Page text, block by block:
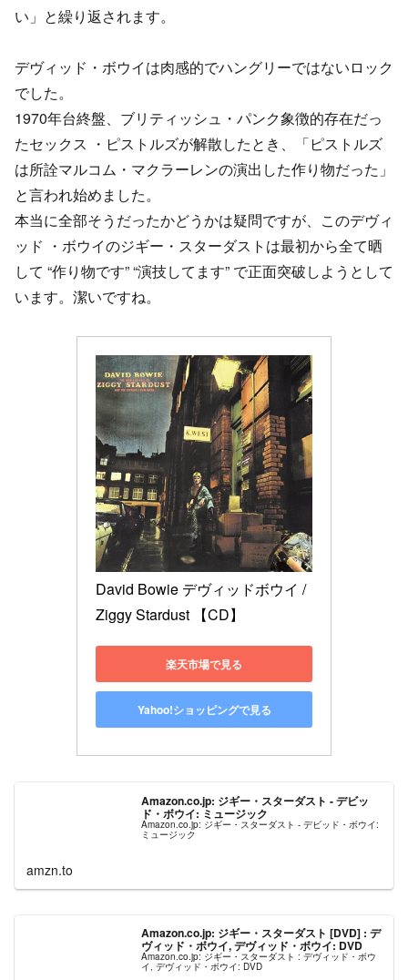
い」と繰り返されます。
デヴィッド・ボウイは肉感的でハングリーではないロック
でした。
1970年台終盤、ブリティッシュ・パンク象徴的存在だっ
たセックス ・ピストルズが解散したとき、「ピストルズ
は所詮マルコム・マクラーレンの演出した作り物だった」
と言われ始めました。
本当に全部そうだったかどうかは疑問ですが、このデヴィ
ッド ・ボウイのジギー・スターダストは最初から全て晒
して “作り物です” “演技してます” で正面突破しようとして
います。潔いですね。
David Bowie デヴィッドボウイ /
Ziggy Stardust 【CD】
楽天市場で見る
Yahoo!ショッピングで見る
Amazon.co.jp: ジギー・スターダスト - デビッ
ド・ボウイ: ミュージック
Amazon.co.jp: ジギー・スターダスト - デビッド・ボウイ:
ミュージック
amzn.to
Amazon.co.jp: ジギー・スターダスト [DVD] : デ
ヴィッド・ボウイ, デヴィッド・ボウイ: DVD
Amazon.co.jp: ジギー・スターダスト : デヴィッド・ボウ
イ, デヴィッド・ボウイ: DVD